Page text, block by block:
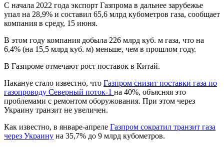
С начала 2022 года экспорт Газпрома в дальнее зарубежье
упал на 28,9% и составил 65,6 млрд кубометров газа, сообщает
компания в среду, 15 июня.
В этом году компания добыла 226 млрд куб. м газа, что на
6,4% (на 15,5 млрд куб. м) меньше, чем в прошлом году.
В Газпроме отмечают рост поставок в Китай.
Накануе стало известно, что Газпром снизит поставки газа по
газопроводу Северный поток-1 на 40%, объясняя это
проблемами с ремонтом оборужования. При этом через
Украину транзит не увеличен.
Как известно, в январе-апреле Газпром сократил транзит газа
через Украину на 35,7% до 9 млрд кубометров.